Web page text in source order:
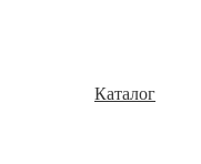
Каталог